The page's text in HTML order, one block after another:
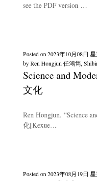
see the PDF version …
Science and
文化
Posted on2023年10月08日
byRen Hongjun 任鴻雋,
Ren Hongjun. “Science
化[Kexue…
Posted on2023年08月19日